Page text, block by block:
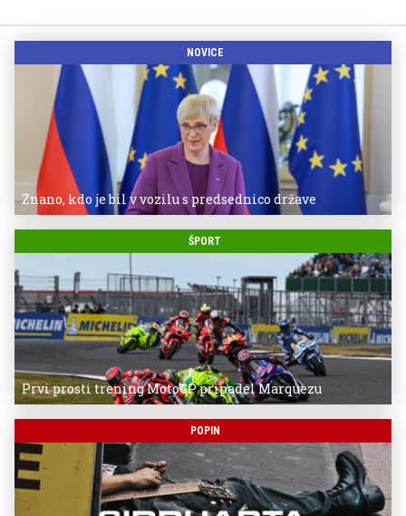
NOVICE
Znano, kdo je bil v vozilu s predsednico države
ŠPORT
Prvi prosti trening MotoGP pripadel Marquezu
POPIN